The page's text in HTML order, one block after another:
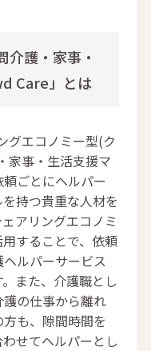
介護・家事・
Care」とは
グエコノミー型(ク
家事・生活支援マ
ごとにヘルパー
持つ貴重な人材を
アリングエコノミ
することで、依頼
ルパーサービス
また、介護職とし
の仕事から離れ
も、隙間時間を
せてヘルパーとし